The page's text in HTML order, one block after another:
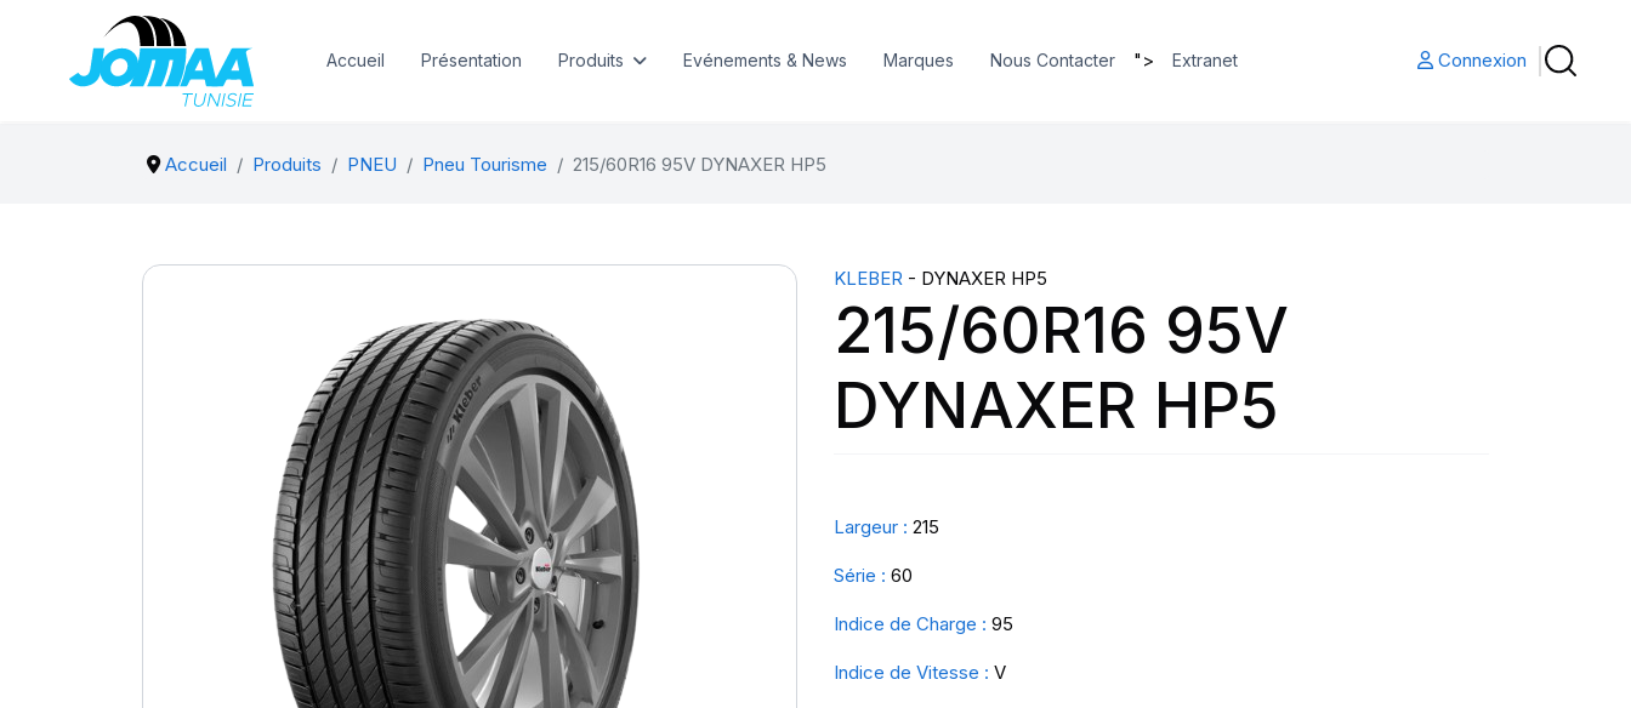
Accueil Présentation Produits Evénements & News Marques Nous Contacter "> Extranet Connexion
Accueil Produits PNEU Pneu Tourisme 215/60R16 95V DYNAXER HP5
KLEBER - DYNAXER HP5
215/60R16 95V
DYNAXER HP5
Largeur : 215
Série : 60
Indice de Charge : 95
Indice de Vitesse : V